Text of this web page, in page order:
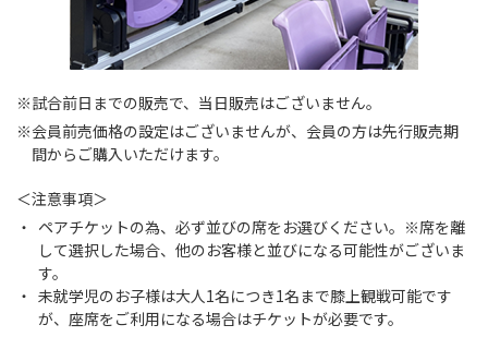
※試合前日までの販売で、当日販売はございません。
※会員前売価格の設定はございませんが、会員の方は先行販売期
間からご購入いただけます。
＜注意事項＞
ペアチケットの為、必ず並びの席をお選びください。※席を離
して選択した場合、他のお客様と並びになる可能性がございま
す。
未就学児のお子様は大人1名につき1名まで膝上観戦可能です
が、座席をご利用になる場合はチケットが必要です。